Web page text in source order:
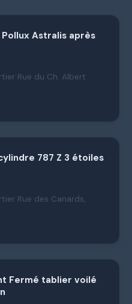
Astralis après
Rue du Ch. Albert
787 Z 3 étoiles
Rue des Canards,
Fermé tablier voilé